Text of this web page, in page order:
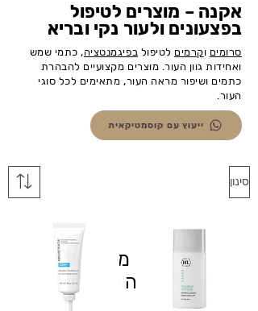
אקנה – מוצרים לטיפול
בפצעונים ולעור נקי ובריא
סרומים וקרמים לטיפול בפיגמנטציה, כתמי שמש
ואחידות גוון העור. מוצרים מקצועיים להבהרת
כתמים ושיפור מראה העור, מתאימים לכל סוגי
העור.
ייעוץ עם קוסמטיקאית
לתצוגה כרגע.
סינון